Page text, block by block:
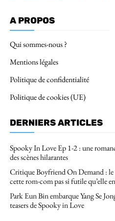
A PROPOS
Qui sommes-nous ?
Mentions légales
Politique de confidentialité
Politique de cookies (UE)
DERNIERS ARTICLES
Spooky In Love Ep 1-2 : une
des scènes hilarantes
Critique Boyfriend On Demand :
cette rom-com pas si futile qu’elle
Park Eun Bin embarque Yang Se
teasers de Spooky in Love